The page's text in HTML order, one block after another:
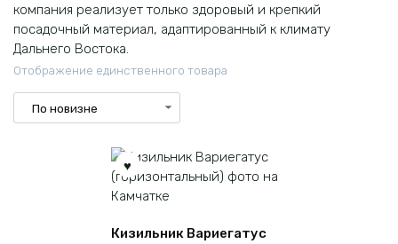
компания реализует только здоровый и крепкий
посадочный материал, адаптированный к климату
Дальнего Востока.
Отображение единственного товара
Кизильник Вариегатус